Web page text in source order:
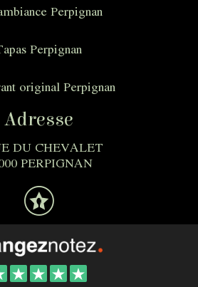
Perpignan
Perpignan
original Perpignan
Adresse
DU CHEVALET
PERPIGNAN